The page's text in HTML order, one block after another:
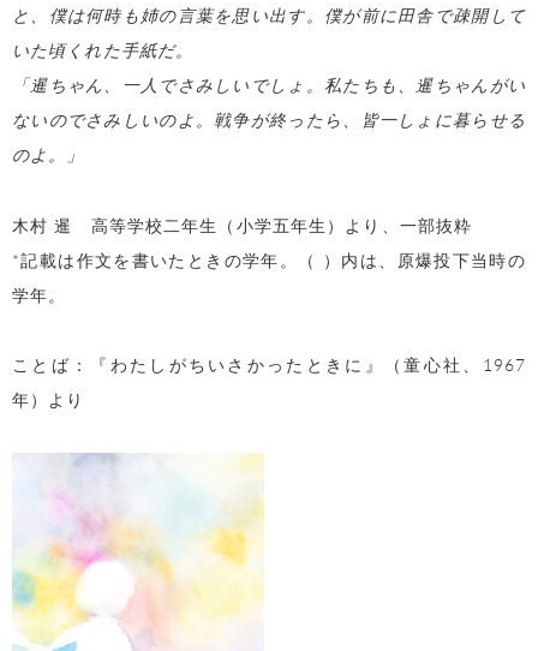
と、僕は何時も姉の言葉を思い出す。僕が前に田舎で疎開して
いた頃くれた手紙だ。
「暹ちゃん、一人でさみしいでしょ。私たちも、暹ちゃんがい
ないのでさみしいのよ。戦争が終ったら、皆一しょに暮らせる
のよ。」
木村 暹 高等学校二年生（小学五年生）より、一部抜粋
*記載は作文を書いたときの学年。（ ）内は、原爆投下当時の
学年。
ことば：『わたしがちいさかったときに』（童心社、1967
年）より